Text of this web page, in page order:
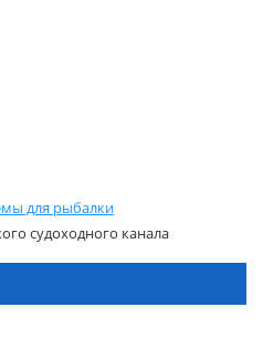
для рыбалки
судоходного канала